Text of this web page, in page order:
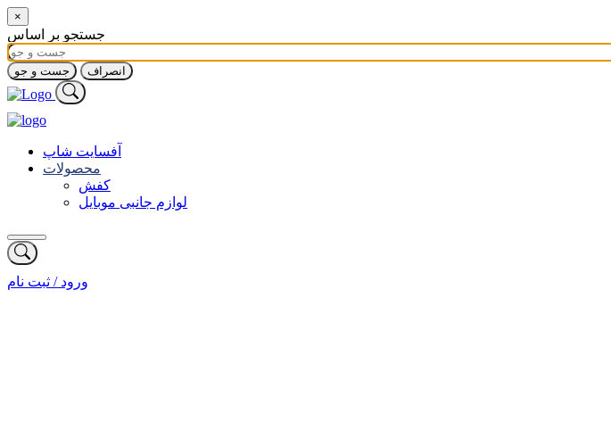
جستجو بر اساس
جست و جو انصراف
آفسایت شاپ
محصولات
کفش
لوازم جانبی موبایل
ورود / ثبت نام